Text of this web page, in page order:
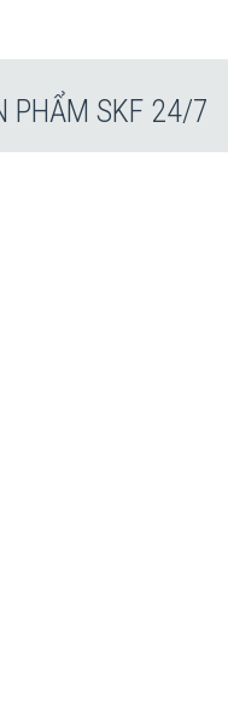
PHẨM SKF 24/7